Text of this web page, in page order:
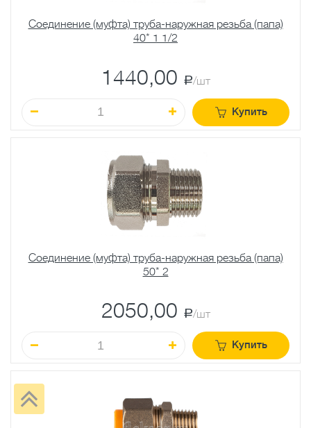
Соединение (муфта) труба-наружная резьба (папа)
40* 1 1/2
1440,00 a/шт
Купить
Соединение (муфта) труба-наружная резьба (папа)
50* 2
2050,00 a/шт
Купить